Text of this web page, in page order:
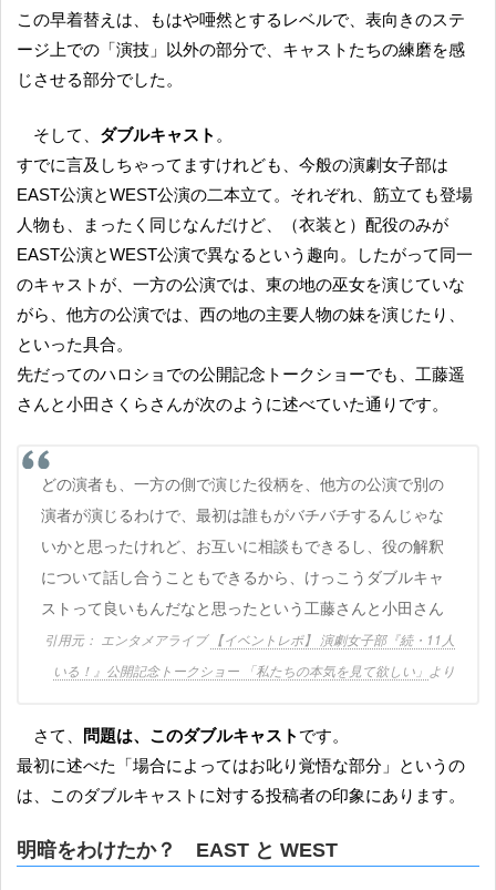
この早着替えは、もはや唖然とするレベルで、表向きのステ
ージ上での「演技」以外の部分で、キャストたちの練磨を感
じさせる部分でした。
そして、 ダブルキャスト 。
すでに言及しちゃってますけれども、今般の演劇女子部は
EAST公演とWEST公演の二本立て。それぞれ、筋立ても登場
人物も、まったく同じなんだけど、（衣装と）配役のみが
EAST公演とWEST公演で異なるという趣向。したがって同一
のキャストが、一方の公演では、東の地の巫女を演じていな
がら、他方の公演では、西の地の主要人物の妹を演じたり、
といった具合。
先だってのハロショでの公開記念トークショーでも、工藤遥
さんと小田さくらさんが次のように述べていた通りです。
どの演者も、一方の側で演じた役柄を、他方の公演で別の
演者が演じるわけで、最初は誰もがバチバチするんじゃな
いかと思ったけれど、お互いに相談もできるし、役の解釈
について話し合うこともできるから、けっこうダブルキャ
ストって良いもんだなと思ったという工藤さんと小田さん
エンタメアライブ 【イベントレポ】 演劇女子部『続・11人
いる！』公開記念トークショー 「私たちの本気を見て欲しい」 より
さて、 問題は、このダブルキャスト です。
最初に述べた「場合によってはお叱り覚悟な部分」というの
は、このダブルキャストに対する投稿者の印象にあります。
明暗をわけたか？ EAST と WEST